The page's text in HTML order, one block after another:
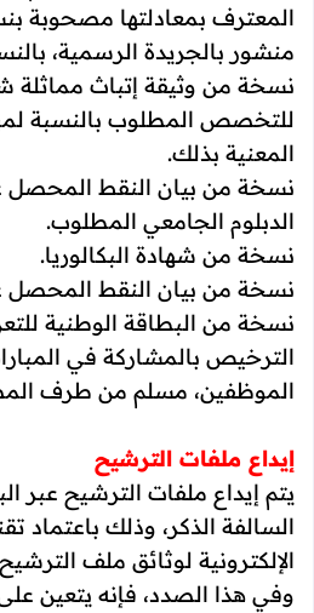
المعترف بمعادلتها مصحوبة
منشور بالجريدة الرسمية،
نسخة من وثيقة إتباث مماثلة
للتخصص المطلوب بالنسبة
المعنية بذلك.
نسخة من بيان النقط المحصل
الدبلوم الجامعي المطلوب.
نسخة من شهادة البكالوريا.
نسخة من بيان النقط المحصل
نسخة من البطاقة الوطنية
الترخيص بالمشاركة في
الموظفين، مسلم من طرف
إيداع ملفات الترشيح
يتم إيداع ملفات الترشيح عبر
السالفة الذكر، وذلك باعتماد
الإلكترونية لوثائق ملف
وفي هذا الصدد، فإنه يتعين